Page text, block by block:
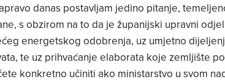
danas postavljam jedino pitanje,
s obzirom na to da je županijski upravni
energetskog odobrenja, uz umjetno
te uz prihvaćanje elaborata koje zemljište
konkretno učiniti ako ministarstvo u svom